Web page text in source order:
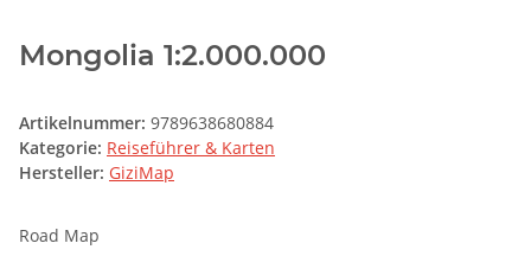
Mongolia 1:2.000.000
Artikelnummer: 9789638680884
Kategorie: Reiseführer & Karten
Hersteller: GiziMap
Road Map